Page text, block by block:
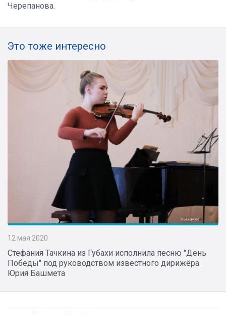
Черепанова.
Это тоже интересно
12 мая 2020
Стефания Тачкина из Губахи исполнила песню "День
Победы" под руководством известного дирижёра
Юрия Башмета